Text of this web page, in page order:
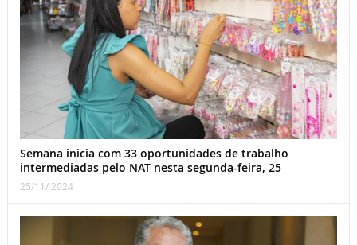
Semana inicia com 33 oportunidades de trabalho
intermediadas pelo NAT nesta segunda-feira, 25
25/11/ 2024